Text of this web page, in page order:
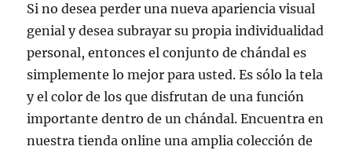
Si no desea perder una nueva apariencia visual
genial y desea subrayar su propia individualidad
personal, entonces el conjunto de chándal es
simplemente lo mejor para usted. Es sólo la tela
y el color de los que disfrutan de una función
importante dentro de un chándal. Encuentra en
nuestra tienda online una amplia colección de